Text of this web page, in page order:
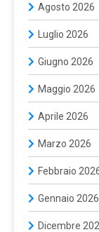
Agosto 2026
Luglio 2026
Giugno 2026
Maggio 2026
Aprile 2026
Marzo 2026
Febbraio
Gennaio 2026
Dicembre